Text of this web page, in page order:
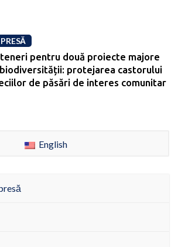
pentru două proiecte majore
protejarea castorului
de păsări de interes comunitar
English